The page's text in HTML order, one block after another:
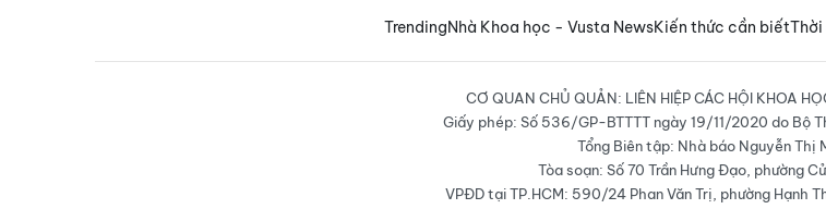
TrendingNhà Khoa học - Vusta NewsKiến thức cần biếtThời
CƠ QUAN CHỦ QUẢN: LIÊN HIỆP CÁC HỘI KHOA
Giấy phép: Số 536/GP-BTTTT ngày 19/11/2020 do Bộ
Tổng Biên tập: Nhà báo Nguyễn Thị
Tòa soạn: Số 70 Trần Hưng Đạo, phường
VPĐD tại TP.HCM: 590/24 Phan Văn Trị, phường Hạnh